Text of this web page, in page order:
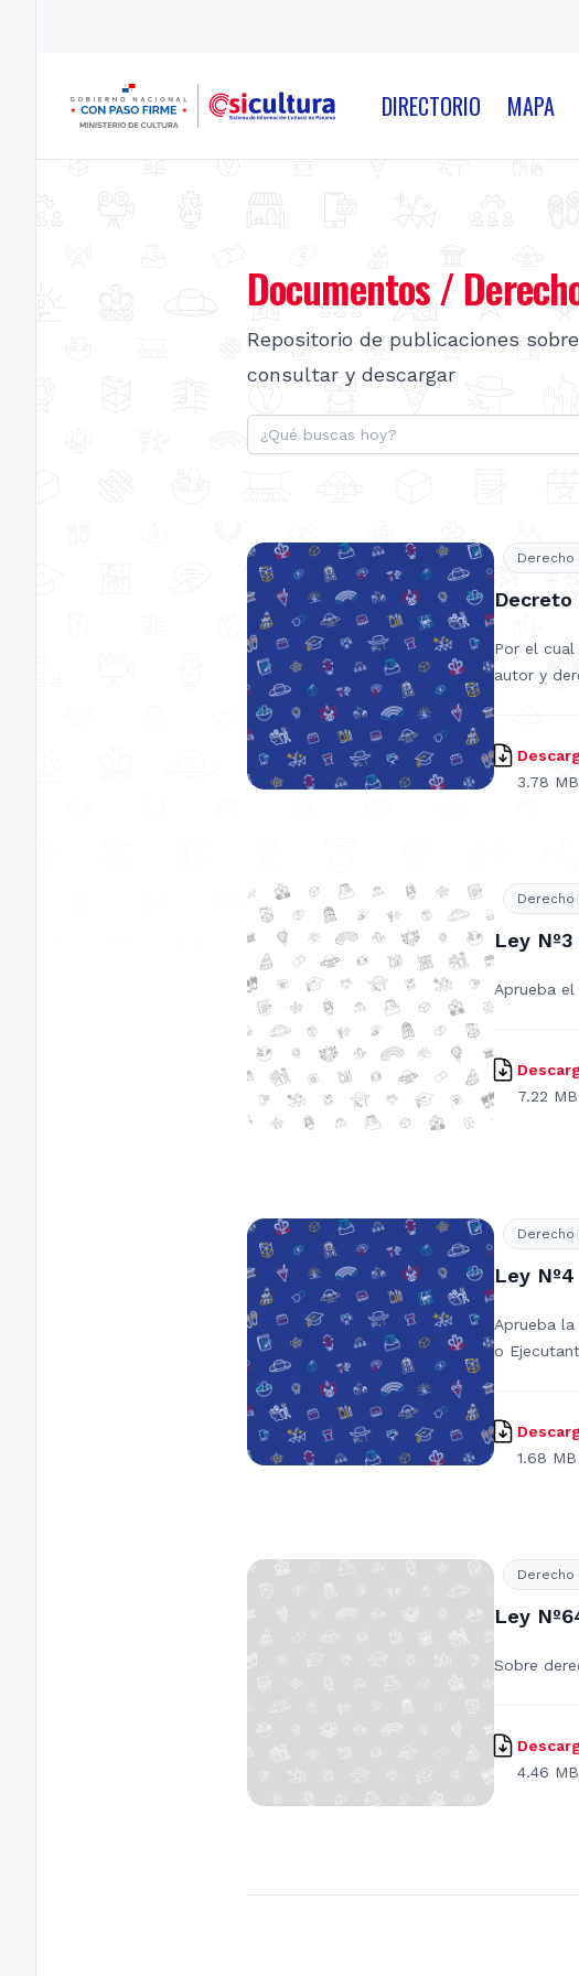
DIRECTORIO MAPA
Documentos /
Repositorio de publicaciones
consultar y descargar
Decreto
Por el cual
autor y
3.78 MB
Ley
Aprueba
7.22 MB
Ley
Aprueba
o
1.68 MB
Ley
Sobre
4.46 MB